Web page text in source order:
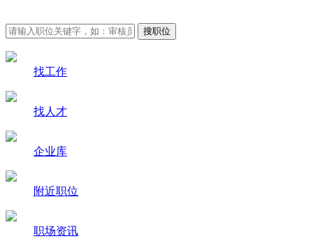
找工作
找人才
企业库
附近职位
职场资讯